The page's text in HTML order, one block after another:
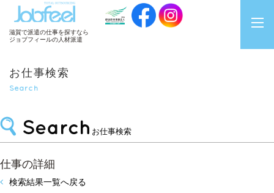
JobFeel
滋賀で派遣の仕事を探すなら
ジョブフィールの人材派遣
お仕事検索
Search
お仕事検索
仕事の詳細
検索結果一覧へ戻る